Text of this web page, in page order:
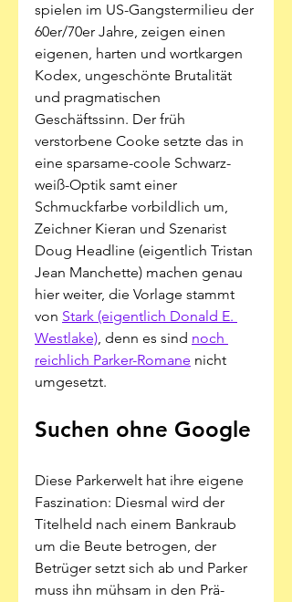
spielen im US-Gangstermilieu der
60er/70er Jahre, zeigen einen
eigenen, harten und wortkargen
Kodex, ungeschönte Brutalität
und pragmatischen
Geschäftssinn. Der früh
verstorbene Cooke setzte das in
eine sparsame-coole Schwarz-
weiß-Optik samt einer
Schmuckfarbe vorbildlich um,
Zeichner Kieran und Szenarist
Doug Headline (eigentlich Tristan
Jean Manchette) machen genau
hier weiter, die Vorlage stammt
von Stark (eigentlich Donald E.
Westlake), denn es sind noch
reichlich Parker-Romane nicht
umgesetzt.
Suchen ohne Google
Diese Parkerwelt hat ihre eigene
Faszination: Diesmal wird der
Titelheld nach einem Bankraub
um die Beute betrogen, der
Betrüger setzt sich ab und Parker
muss ihn mühsam in den Prä-